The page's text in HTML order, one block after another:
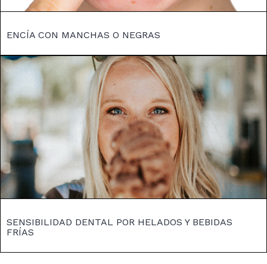
ENCÍA CON MANCHAS O NEGRAS
SENSIBILIDAD DENTAL POR HELADOS Y BEBIDAS
FRÍAS